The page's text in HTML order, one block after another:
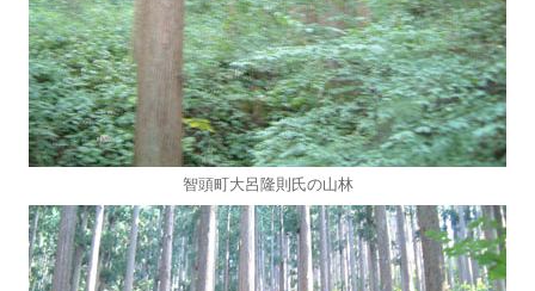
智頭町大呂隆則氏の山林